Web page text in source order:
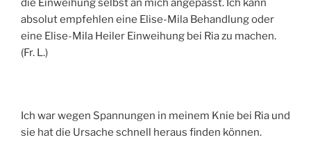
absolut empfehlen eine Elise-Mila Behandlung oder
eine Elise-Mila Heiler Einweihung bei Ria zu machen.
(Fr. L.)
Ich war wegen Spannungen in meinem Knie bei Ria und
sie hat die Ursache schnell heraus finden können.